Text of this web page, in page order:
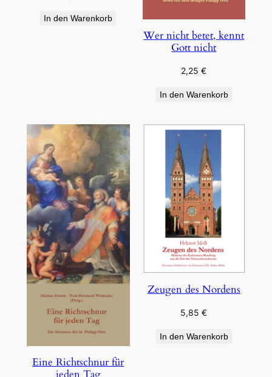
In den Warenkorb
Wer nicht betet, kennt
Gott nicht
2,25€
In den Warenkorb
Eine Richtschnur für
jeden Tag
Zeugen des Nordens
5,85€
In den Warenkorb